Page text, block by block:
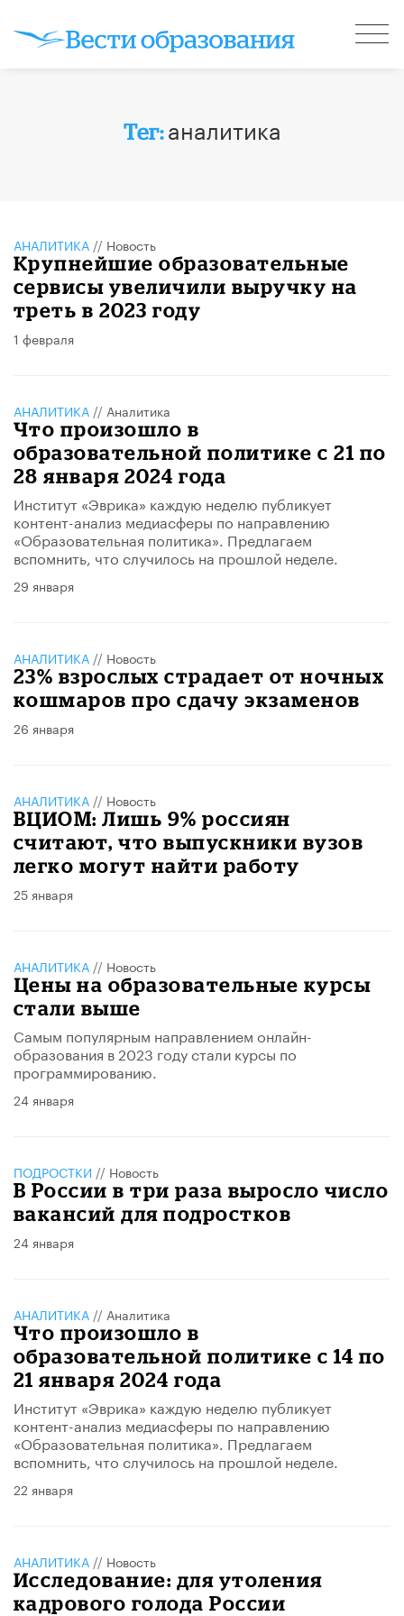
Тег:аналитика
АНАЛИТИКА // Новость
Крупнейшие образовательные
сервисы увеличили выручку на
треть в 2023 году
1 февраля
АНАЛИТИКА // Аналитика
Что произошло в
образовательной политике с 21 по
28 января 2024 года
Институт «Эврика» каждую неделю публикует
контент-анализ медиасферы по направлению
«Образовательная политика». Предлагаем
вспомнить, что случилось на прошлой неделе.
29 января
АНАЛИТИКА // Новость
23% взрослых страдает от ночных
кошмаров про сдачу экзаменов
26 января
АНАЛИТИКА // Новость
ВЦИОМ: Лишь 9% россиян
считают, что выпускники вузов
легко могут найти работу
25 января
АНАЛИТИКА // Новость
Цены на образовательные курсы
стали выше
Самым популярным направлением онлайн-
образования в 2023 году стали курсы по
программированию.
24 января
ПОДРОСТКИ // Новость
В России в три раза выросло число
вакансий для подростков
24 января
АНАЛИТИКА // Аналитика
Что произошло в
образовательной политике с 14 по
21 января 2024 года
Институт «Эврика» каждую неделю публикует
контент-анализ медиасферы по направлению
«Образовательная политика». Предлагаем
вспомнить, что случилось на прошлой неделе.
22 января
АНАЛИТИКА // Новость
Исследование: для утоления
кадрового голода России